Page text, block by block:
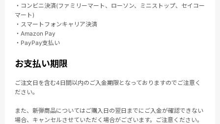
・コンビニ決済(ファミリーマート、ローソン、ミニストップ、セイコー
マート)
・スマートフォンキャリア決済
・Amazon Pay
・PayPay支払い
お支払い期限
ご注文日を含む4日間以内のご入金期限となっておりますのでご注意く
ださい。
また、新弾商品についてはご購入日の翌日までにご入金が確認できない
場合、キャンセルさせていただく場合がございます。ご注意ください。